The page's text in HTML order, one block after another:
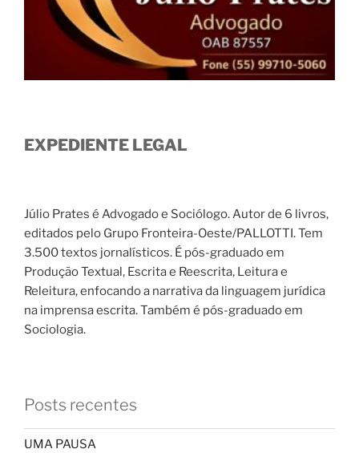
EXPEDIENTE LEGAL
Júlio Prates é Advogado e Sociólogo. Autor de 6 livros,
editados pelo Grupo Fronteira-Oeste/PALLOTTI. Tem
3.500 textos jornalísticos. É pós-graduado em
Produção Textual, Escrita e Reescrita, Leitura e
Releitura, enfocando a narrativa da linguagem jurídica
na imprensa escrita. Também é pós-graduado em
Sociologia.
Posts recentes
UMA PAUSA